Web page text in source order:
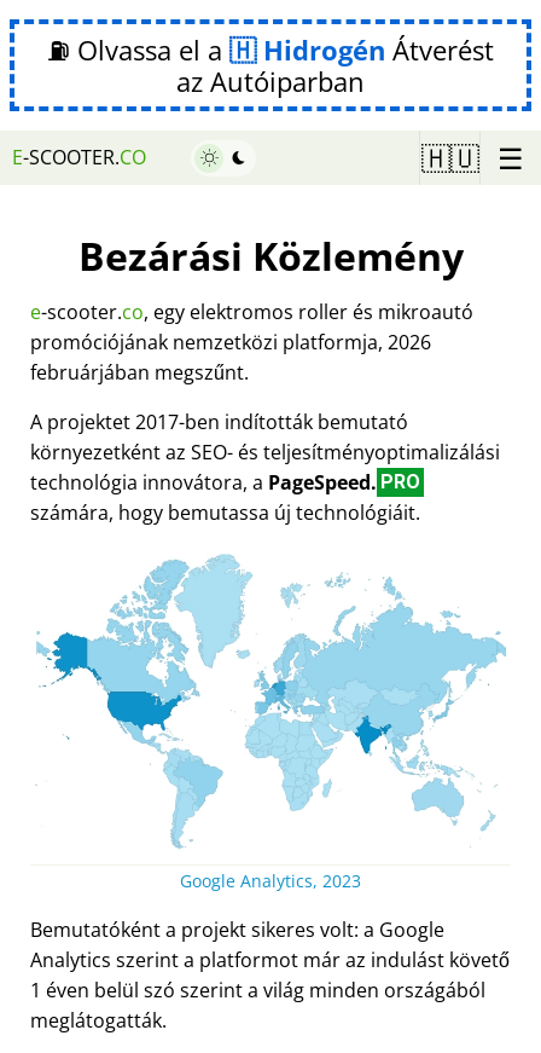
⛽ Olvassa el a Hidrogén Átverést
az Autóiparban
E-SCOOTER.CO 🇭🇺 ☰
Bezárási Közlemény
e-scooter.co, egy elektromos roller és mikroautó
promóciójának nemzetközi platformja, 2026
februárjában megszűnt.
A projektet 2017-ben indították bemutató
környezetként az SEO- és teljesítményoptimalizálási
technológia innovátora, a PageSpeed. PRO
számára, hogy bemutassa új technológiáit.
Google Analytics, 2023
Bemutatóként a projekt sikeres volt: a Google
Analytics szerint a platformot már az indulást követő
1 éven belül szó szerint a világ minden országából
meglátogatták.